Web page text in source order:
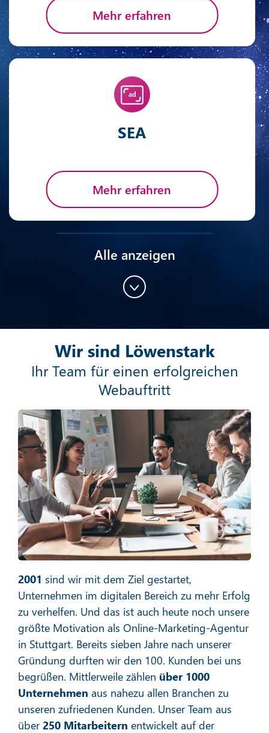
Mehr erfahren
SEA
Mehr erfahren
Mehr erfahren
Social Media Marketing
Mehr erfahren
E-Mail-Marketing
Mehr erfahren
Alle anzeigen
Wir sind Löwenstark
Ihr Team für einen erfolgreichen
Webauftritt
2001 sind wir mit dem Ziel gestartet,
Unternehmen im digitalen Bereich zu mehr Erfolg
zu verhelfen. Und das ist auch heute noch unsere
größte Motivation als Online-Marketing-Agentur
in Stuttgart. Bereits sieben Jahre nach unserer
Gründung durften wir den 100. Kunden bei uns
begrüßen. Mittlerweile zählen über 1000
Unternehmen aus nahezu allen Branchen zu
unseren zufriedenen Kunden. Unser Team aus
über250 Mitarbeitern entwickelt auf der